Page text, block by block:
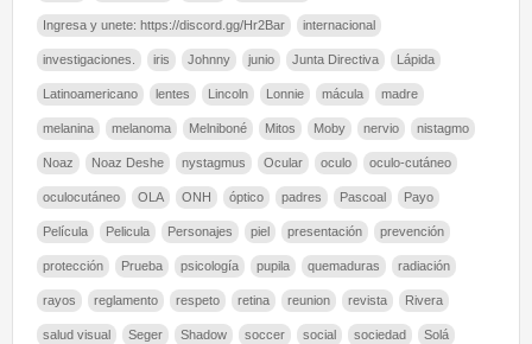
Ingresa y unete: https://discord.gg/Hr2Bar internacional
investigaciones. iris Johnny junio Junta Directiva Lápida
Latinoamericano lentes Lincoln Lonnie mácula madre
melanina melanoma Melniboné Mitos Moby nervio nistagmo
Noaz Noaz Deshe nystagmus Ocular oculo oculo-cutáneo
oculocutáneo OLA ONH óptico padres Pascoal Payo
Película Pelicula Personajes piel presentación prevención
protección Prueba psicología pupila quemaduras radiación
rayos reglamento respeto retina reunion revista Rivera
salud visual Seger Shadow soccer social sociedad Solá